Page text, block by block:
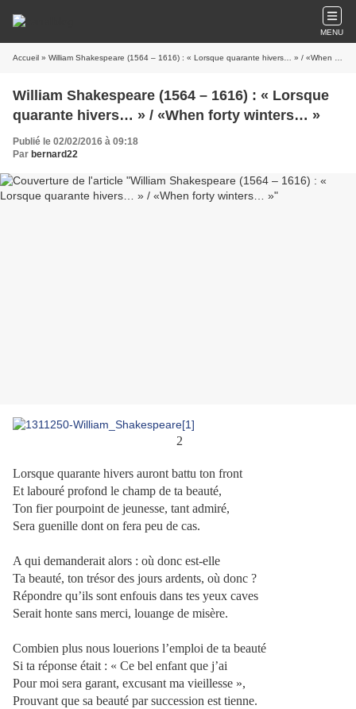
MENU
Accueil » William Shakespeare (1564 – 1616) : « Lorsque quarante hivers… » / «When forty winters… »
William Shakespeare (1564 – 1616) : « Lorsque
quarante hivers… » / «When forty winters… »
Publié le 02/02/2016 à 09:18
Par bernard22
2
Lorsque quarante hivers auront battu ton front
Et labouré profond le champ de ta beauté,
Ton fier pourpoint de jeunesse, tant admiré,
Sera guenille dont on fera peu de cas.
A qui demanderait alors : où donc est-elle
Ta beauté, ton trésor des jours ardents, où donc ?
Répondre qu’ils sont enfouis dans tes yeux caves
Serait honte sans merci, louange de misère.
Combien plus nous louerions l’emploi de ta beauté
Si ta réponse était : « Ce bel enfant que j’ai
Pour moi sera garant, excusant ma vieillesse »,
Prouvant que sa beauté par succession est tienne.